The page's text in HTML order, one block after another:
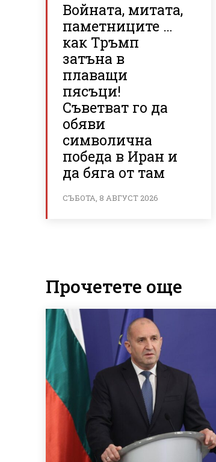
Войната, митата,
паметниците …
как Тръмп
затъна в
плаващи
пясъци!
Съветват го да
обяви
символична
победа в Иран и
да бяга от там
СЪБОТА, 8 АВГУСТ 2026
Прочетете още